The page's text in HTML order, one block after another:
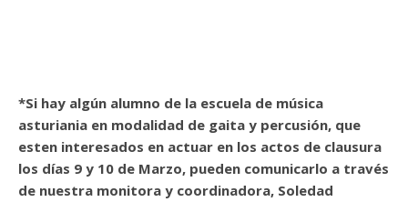
*Si hay algún alumno de la escuela de música
asturiania en modalidad de gaita y percusión, que
esten interesados en actuar en los actos de clausura
los días 9 y 10 de Marzo, pueden comunicarlo a través
de nuestra monitora y coordinadora, Soledad